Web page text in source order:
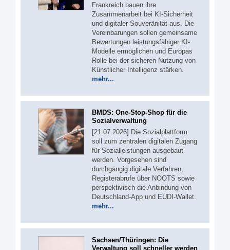
Frankreich bauen ihre
Zusammenarbeit bei KI-Sicherheit
und digitaler Souveränität aus. Die
Vereinbarungen sollen gemeinsame
Bewertungen leistungsfähiger KI-
Modelle ermöglichen und Europas
Rolle bei der sicheren Nutzung von
Künstlicher Intelligenz stärken.
mehr...
BMDS: One-Stop-Shop für die
Sozialverwaltung
[21.07.2026] Die Sozialplattform
soll zum zentralen digitalen Zugang
für Sozialleistungen ausgebaut
werden. Vorgesehen sind
durchgängig digitale Verfahren,
Registerabrufe über NOOTS sowie
perspektivisch die Anbindung von
Deutschland-App und EUDI-Wallet.
mehr...
Sachsen/Thüringen: Die
Verwaltung soll schneller werden